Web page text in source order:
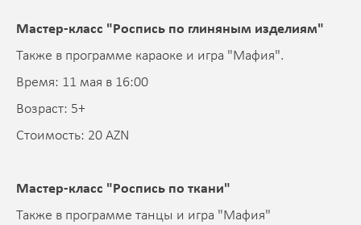
Мастер-класс "Роспись по глиняным изделиям"
Также в программе караоке и игра "Мафия".
Время: 11 мая в 16:00
Возраст: 5+
Стоимость: 20 AZN
Мастер-класс "Роспись по ткани"
Также в программе танцы и игра "Мафия"